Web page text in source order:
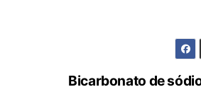
Bicarbonato de